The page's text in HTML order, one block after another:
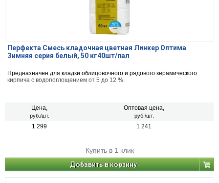
Перфекта Смесь кладочная цветная Линкер Оптима
Зимняя серия белый, 50 кг40шт/пал
Предназначен для кладки облицовочного и рядового керамического
кирпича с водопоглощением от 5 до 12 %.
Цена,
руб./шт.
Оптовая цена,
руб./шт.
1 299 1 241
Купить в 1 клик
Добавить в корзину